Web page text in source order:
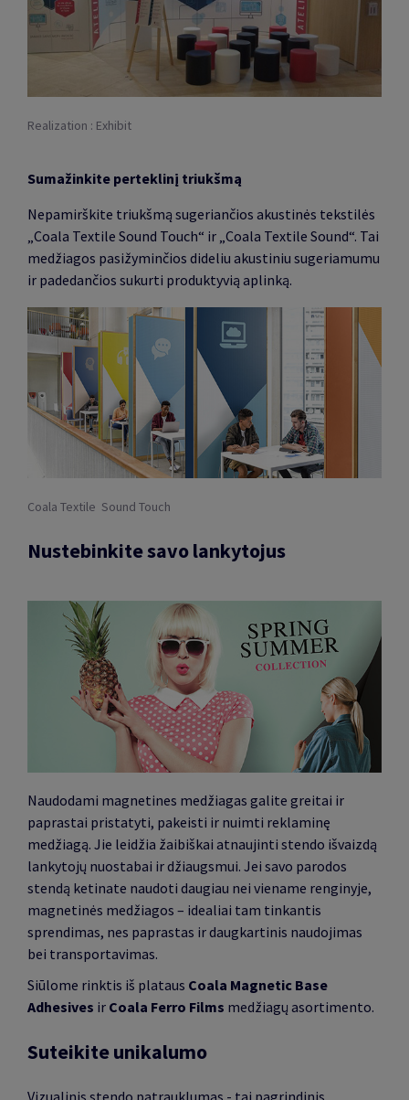
Realization : Exhibit
Sumažinkite perteklinį triukšmą
Nepamirškite triukšmą sugeriančios akustinės tekstilės
„Coala Textile Sound Touch“ ir „Coala Textile Sound“. Tai
medžiagos pasižyminčios dideliu akustiniu sugeriamumu
ir padedančios sukurti produktyvią aplinką.
Coala Textile Sound Touch
Nustebinkite savo lankytojus
Naudodami magnetines medžiagas galite greitai ir
paprastai pristatyti, pakeisti ir nuimti reklaminę
medžiagą. Jie leidžia žaibiškai atnaujinti stendo išvaizdą
lankytojų nuostabai ir džiaugsmui. Jei savo parodos
stendą ketinate naudoti daugiau nei viename renginyje,
magnetinės medžiagos – idealiai tam tinkantis
sprendimas, nes paprastas ir daugkartinis naudojimas
bei transportavimas.
Siūlome rinktis iš plataus Coala Magnetic Base
Adhesives ir Coala Ferro Films medžiagų asortimento.
Suteikite unikalumo
Vizualinis stendo patrauklumas - tai pagrindinis